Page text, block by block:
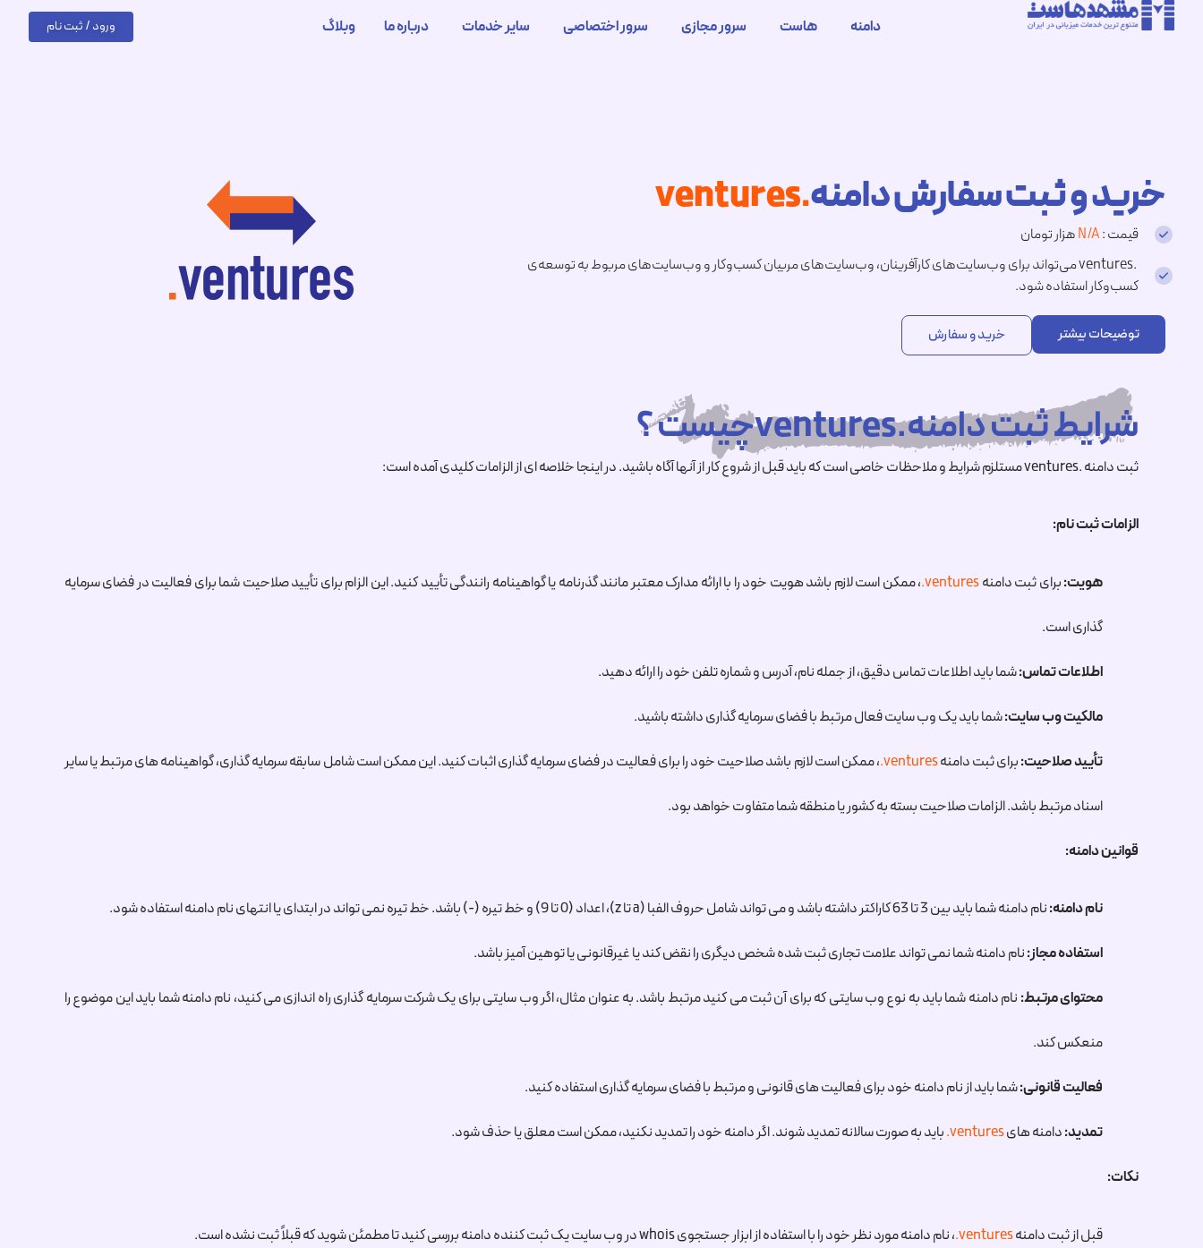
دامنه هاست سرور مجازی سرور اختصاصی سایر خدمات درباره ما وبلاگ ورود / ثبت نام
خرید و ثبت سفارش دامنه.ventures
قیمت :N/Aهزار تومان
.ventures می‌تواند برای وب‌سایت‌های کارآفرینان، وب‌سایت‌های مربیان کسب‌وکار و وب‌سایت‌های مربوط به توسعه‌ی
کسب‌وکار استفاده شود.
توضیحات بیشتر خرید و سفارش
شرایط ثبت دامنه.venturesچیست ؟
ثبت دامنه .ventures مستلزم شرایط و ملاحظات خاصی است که باید قبل از شروع کار از آنها آگاه باشید. در اینجا خلاصه ای از الزامات کلیدی آمده است:
الزامات ثبت نام:
هویت:برای ثبت دامنه.ventures، ممکن است لازم باشد هویت خود را با ارائه مدارک معتبر مانند گذرنامه یا گواهینامه رانندگی تأیید کنید. این الزام برای تأیید صلاحیت شما برای فعالیت در فضای سرمایه
گذاری است.
اطلاعات تماس:شما باید اطلاعات تماس دقیق، از جمله نام، آدرس و شماره تلفن خود را ارائه دهید.
مالکیت وب سایت:شما باید یک وب سایت فعال مرتبط با فضای سرمایه گذاری داشته باشید.
تأیید صلاحیت:برای ثبت دامنه.ventures، ممکن است لازم باشد صلاحیت خود را برای فعالیت در فضای سرمایه گذاری اثبات کنید. این ممکن است شامل سابقه سرمایه گذاری، گواهینامه های مرتبط یا سایر
اسناد مرتبط باشد. الزامات صلاحیت بسته به کشور یا منطقه شما متفاوت خواهد بود.
قوانین دامنه:
نام دامنه:نام دامنه شما باید بین 3 تا 63 کاراکتر داشته باشد و می تواند شامل حروف الفبا (a تا z)، اعداد (0 تا 9) و خط تیره (-) باشد. خط تیره نمی تواند در ابتدای یا انتهای نام دامنه استفاده شود.
استفاده مجاز:نام دامنه شما نمی تواند علامت تجاری ثبت شده شخص دیگری را نقض کند یا غیرقانونی یا توهین آمیز باشد.
محتوای مرتبط: نام دامنه شما باید به نوع وب سایتی که برای آن ثبت می کنید مرتبط باشد. به عنوان مثال، اگر وب سایتی برای یک شرکت سرمایه گذاری راه اندازی می کنید، نام دامنه شما باید این موضوع را
منعکس کند.
فعالیت قانونی:شما باید از نام دامنه خود برای فعالیت های قانونی و مرتبط با فضای سرمایه گذاری استفاده کنید.
تمدید:دامنه های.venturesباید به صورت سالانه تمدید شوند. اگر دامنه خود را تمدید نکنید، ممکن است معلق یا حذف شود.
نکات:
قبل از ثبت دامنه.ventures، نام دامنه مورد نظر خود را با استفاده از ابزار جستجوی whois در وب سایت یک ثبت کننده دامنه بررسی کنید تا مطمئن شوید که قبلاً ثبت نشده است.
سرور